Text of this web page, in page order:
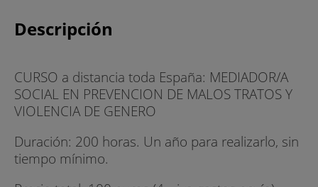
Descripción
CURSO a distancia toda España: MEDIADOR/A
SOCIAL EN PREVENCION DE MALOS TRATOS Y
VIOLENCIA DE GENERO
Duración: 200 horas. Un año para realizarlo, sin
tiempo mínimo.